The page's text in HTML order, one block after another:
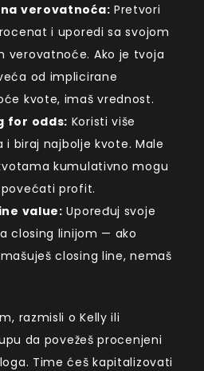
verovatnoća: Pretvori
i uporedi sa svojom
verovatnoće. Ako je tvoja
od implicirane
kvote, imaš vrednost.
for odds: Koristi više
i biraj najbolje kvote. Male
kumulativno mogu
profit.
value: Upoređuj svoje
closing linijom — ako
closing line, nemaš
razmisli o Kelly ili
da povežeš procenjeni
Time ćeš kapitalizovati